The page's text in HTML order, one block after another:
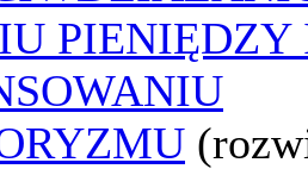
PIENIĘDZY